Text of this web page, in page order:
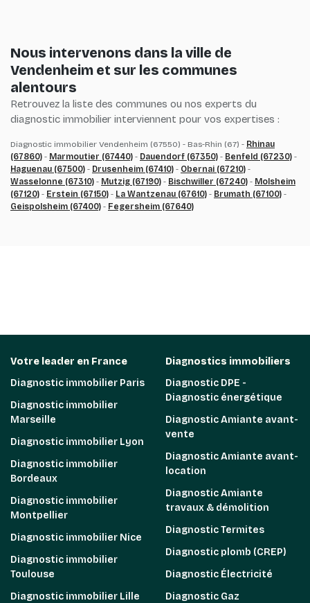
Nous intervenons dans la ville de
Vendenheim et sur les communes
alentours
Retrouvez la liste des communes ou nos experts du
diagnostic immobilier interviennent pour vos expertises :
Diagnostic immobilier Vendenheim (67550) - Bas-Rhin (67) - Rhinau
(67860) - Marmoutier (67440) - Dauendorf (67350) - Benfeld (67230) -
Haguenau (67500) - Drusenheim (67410) - Obernai (67210) -
Wasselonne (67310) - Mutzig (67190) - Bischwiller (67240) - Molsheim
(67120) - Erstein (67150) - La Wantzenau (67610) - Brumath (67100) -
Geispolsheim (67400) - Fegersheim (67640)
Votre leader en France
Diagnostic immobilier Paris
Diagnostic immobilier
Marseille
Diagnostic immobilier Lyon
Diagnostic immobilier
Bordeaux
Diagnostic immobilier
Montpellier
Diagnostic immobilier Nice
Diagnostic immobilier
Toulouse
Diagnostic immobilier Lille
Diagnostics immobiliers
Diagnostic DPE -
Diagnostic énergétique
Diagnostic Amiante avant-
vente
Diagnostic Amiante avant-
location
Diagnostic Amiante
travaux & démolition
Diagnostic Termites
Diagnostic plomb (CREP)
Diagnostic Électricité
Diagnostic Gaz